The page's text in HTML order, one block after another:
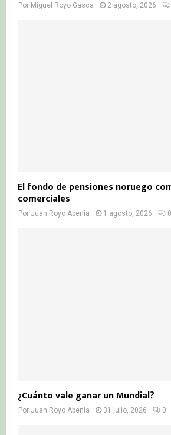
Por Miguel Royo Gasca 2 agosto, 2026
El fondo de pensiones noruego
comerciales
Por Juan Royo Abenia 1 agosto, 2026 0
¿Cuánto vale ganar un Mundial?
Por Juan Royo Abenia 31 julio, 2026 0